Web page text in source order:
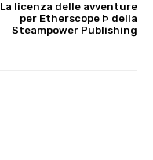
La licenza delle avventure
per Etherscope Þ della
Steampower Publishing